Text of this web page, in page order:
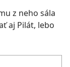
z neho sála
aj Pilát, lebo